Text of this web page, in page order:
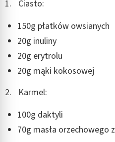
Ciasto:
150g płatków owsianych
20g inuliny
20g erytrolu
20g mąki kokosowej
Karmel:
100g daktyli
70g masła orzechowego